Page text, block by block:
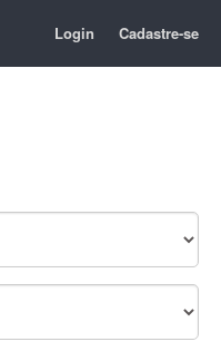
Login Cadastre-se